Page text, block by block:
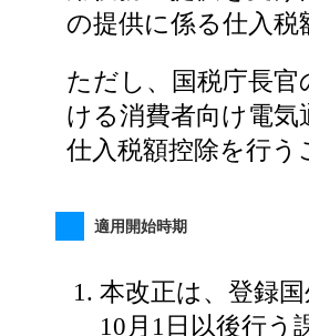
の提供に係る仕入
ただし、国税庁長
ける消費者向け電
仕入税額控除を行
適用開始時期
本改正は、登録
10月1日以後行う